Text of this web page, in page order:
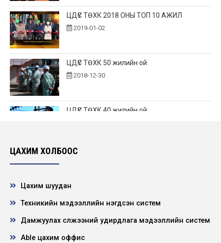
ЦДҮС ТӨХК 2018 ОНЫ ТОП 10 АЖИЛ
2019-01-02
ЦДҮС ТӨХК 50 жилийн ой
2018-12-30
ЦДҮС ТӨХК 40 жилийн ой
ҮНИЙН САНАЛ АВАХ УРИЛГА
ЦАХИМ ХОЛБООС
Цахим шуудан
Техникийн мэдээллийн нэгдсэн систем
Дамжуулах сүлжээний удирдлага мэдээллийн систем
Able цахим оффис